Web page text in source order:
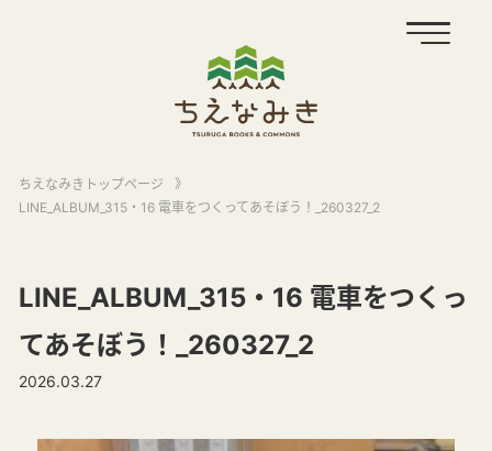
ちえなみきトップページ
》
LINE_ALBUM_315・16 電車をつくってあそぼう！_260327_2
LINE_ALBUM_315・16 電車をつくっ
てあそぼう！_260327_2
2026.03.27